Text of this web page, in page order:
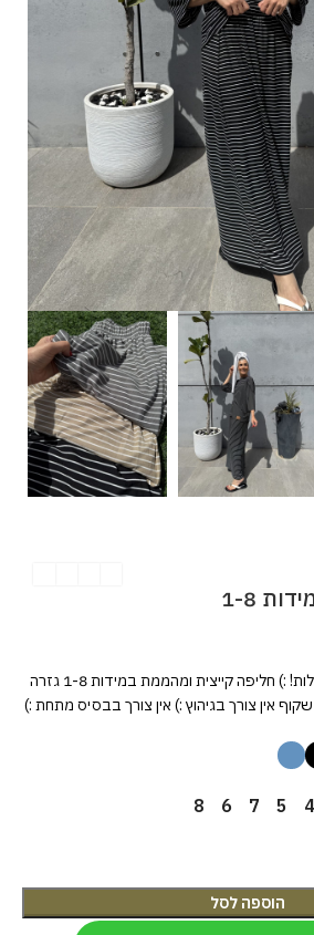
1-8
חשבנו גם על המידות הגדולות! :) חליפה קייצית ומהממת במידות 1-8 גזרה
אין צורך בגיהוץ :) אין צורך בבסיס מתחת :)
4
5
7
6
8
הוספה לסל